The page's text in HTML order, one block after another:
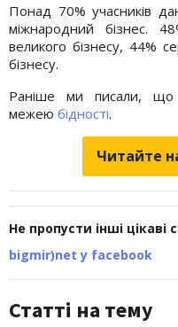
Понад 70% учасників
міжнародний бізнес.
великого бізнесу, 44%
бізнесу.
Раніше ми писали, що
межею бідності.
Читайте
Не пропусти інші цікаві
bigmir)net у facebook
Статті на тему